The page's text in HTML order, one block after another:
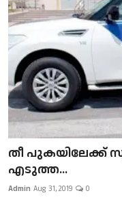
​​​​​​​തീ പുകയിലേക്ക്
എടുത്ത...
Admin Aug 31, 2019 0